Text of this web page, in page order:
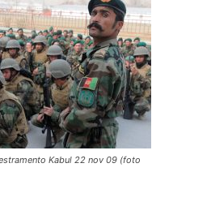
Kabul 22 nov 09 (foto